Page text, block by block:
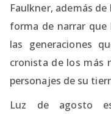
Faulkner, además
forma de narrar
las generaciones
cronista de los más
personajes de su
Luz de agosto